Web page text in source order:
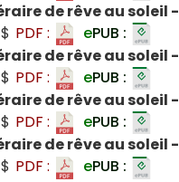
de rêve au soleil
PDF : ePUB :
de rêve au soleil
PDF : ePUB :
de rêve au soleil
PDF : ePUB :
de rêve au soleil
PDF : ePUB :